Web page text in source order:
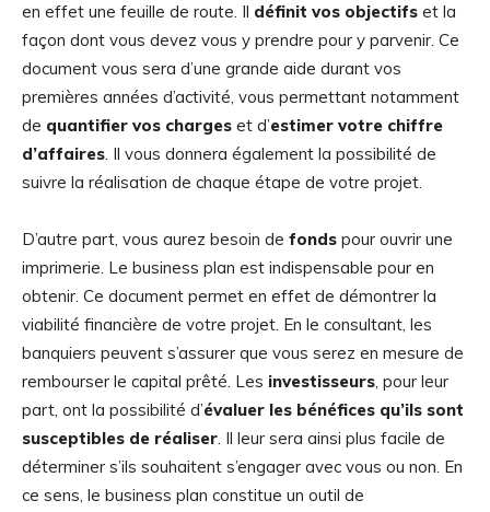
en effet une feuille de route. Il définit vos objectifs et la
façon dont vous devez vous y prendre pour y parvenir. Ce
document vous sera d’une grande aide durant vos
premières années d’activité, vous permettant notamment
de quantifier vos charges et d’estimer votre chiffre
d’affaires. Il vous donnera également la possibilité de
suivre la réalisation de chaque étape de votre projet.
D’autre part, vous aurez besoin de fonds pour ouvrir une
imprimerie. Le business plan est indispensable pour en
obtenir. Ce document permet en effet de démontrer la
viabilité financière de votre projet. En le consultant, les
banquiers peuvent s’assurer que vous serez en mesure de
rembourser le capital prêté. Les investisseurs, pour leur
part, ont la possibilité d’évaluer les bénéfices qu’ils sont
susceptibles de réaliser. Il leur sera ainsi plus facile de
déterminer s’ils souhaitent s’engager avec vous ou non. En
ce sens, le business plan constitue un outil de